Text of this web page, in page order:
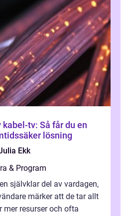
tv: Så får du en
lösning
Ekk
& Program
självklar del av vardagen,
märker att de tar allt
mer resurser och ofta